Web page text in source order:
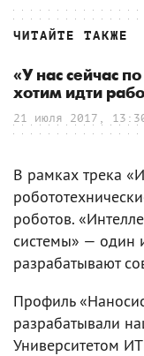
ЧИТАЙТЕ ТАКЖЕ
«У нас сейчас
хотим идти
21 июля 2017,
В рамках трека
роботов.
системы» — один
разрабатывают
Профиль
разрабатывали
Университетом